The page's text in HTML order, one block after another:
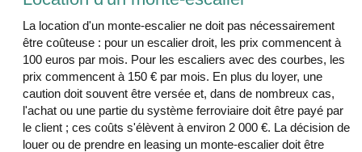
La location d'un monte-escalier ne doit pas nécessairement
être coûteuse : pour un escalier droit, les prix commencent à
100 euros par mois. Pour les escaliers avec des courbes, les
prix commencent à 150 € par mois. En plus du loyer, une
caution doit souvent être versée et, dans de nombreux cas,
l'achat ou une partie du système ferroviaire doit être payé par
le client ; ces coûts s'élèvent à environ 2 000 €. La décision de
louer ou de prendre en leasing un monte-escalier doit être